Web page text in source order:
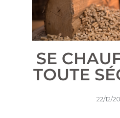
SE
TOUTE
22/12/